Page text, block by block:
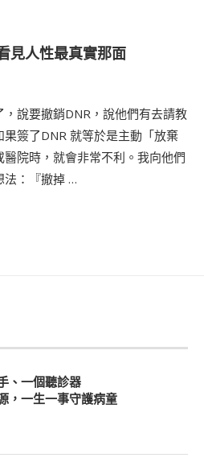
見人性最真實那面
說要撤銷DNR，說他們有去請教
簽了DNR 就等於是主動「放棄
院時，就會非常不利。我向他們
法：『撤掉 …
、一個聽診器
，一生一事守護病童